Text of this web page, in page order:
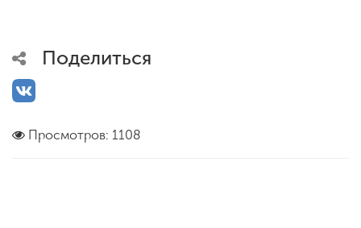
Поделиться
Просмотров: 1108